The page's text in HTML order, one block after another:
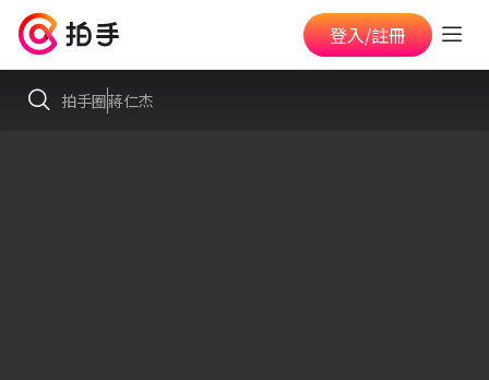
登入/註冊
拍手圈蔣仁杰